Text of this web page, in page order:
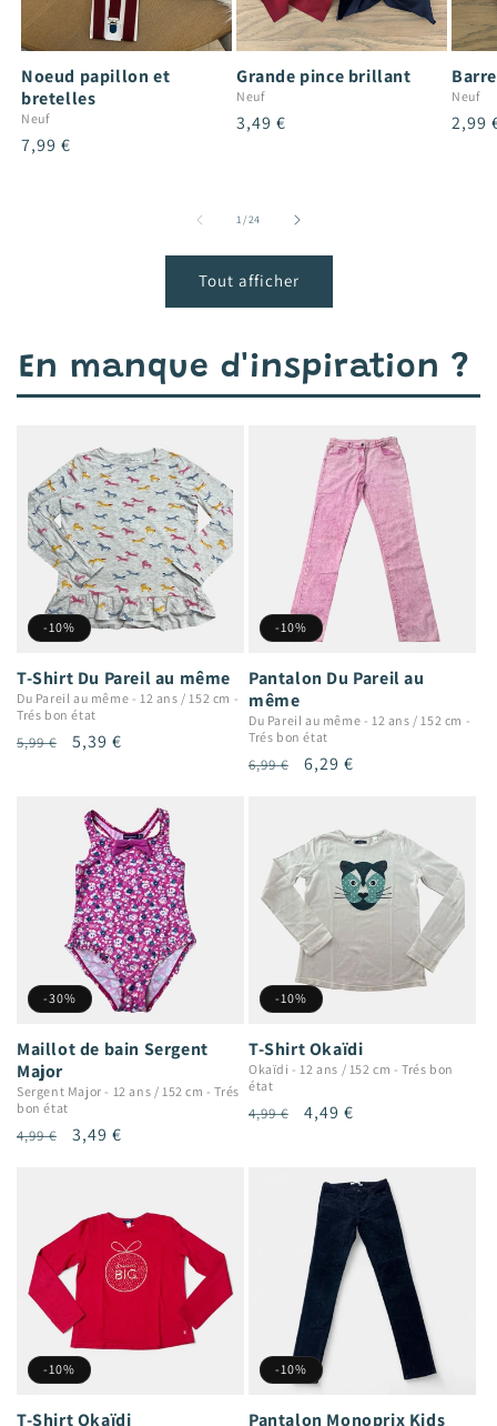
Noeud papillon et
bretelles
Neuf
Prix
7,99 €
Grande pince brillant
Neuf
Prix
3,49 €
Neuf
Prix
2,99
1/de
24
Tout afficher
En manque d'inspiration ?
-10%
T-Shirt Du Pareil au même
Du Pareil au même - 12 ans / 152 cm -
Trés bon état
Prix
5,99 €
Prix
5,39 €
-10%
Pantalon Du Pareil au
même
Du Pareil au même - 12 ans / 152 cm -
Trés bon état
Prix
6,99 €
Prix
6,29 €
-30%
Maillot de bain Sergent
Major
Sergent Major - 12 ans / 152 cm -Trés
bon état
Prix
4,99 €
Prix
3,49 €
-10%
T-Shirt Okaïdi
Okaïdi - 12 ans / 152 cm -Trés bon
état
Prix
4,99 €
Prix
4,49 €
-10%
T-Shirt Okaïdi
-10%
Pantalon Monoprix Kids